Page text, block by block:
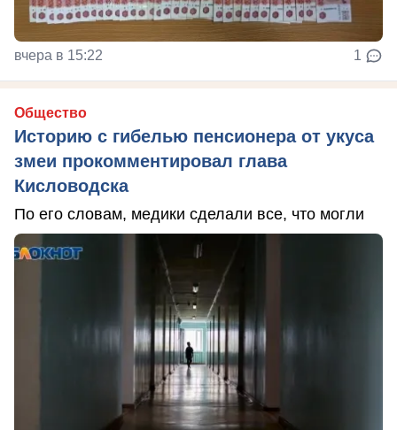
вчера в 15:22 1
Общество
Историю с гибелью пенсионера от укуса
змеи прокомментировал глава
Кисловодска
По его словам, медики сделали все, что могли